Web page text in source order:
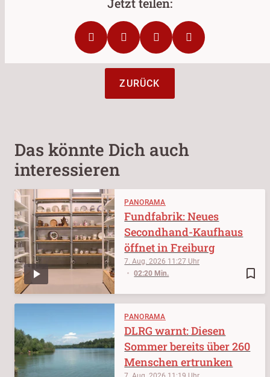
ZURÜCK
Das könnte Dich auch
interessieren
PANORAMA
bookmark_border
7. Aug. 2026 11:27
02:20 Min.
Fundfabrik: Neues
Secondhand-Kaufhaus
öffnet in Freiburg
PANORAMA
DLRG warnt: Diesen
Sommer bereits über 260
Menschen ertrunken